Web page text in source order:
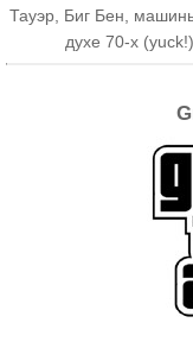
Тауэр, Биг Бен,
духе 70-х